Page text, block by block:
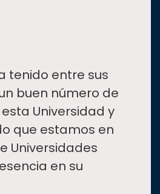
tenido entre sus
buen número de
Universidad y
que estamos en
Universidades
en su